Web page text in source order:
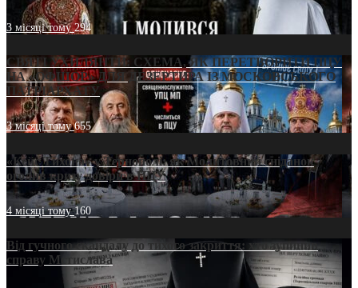
3 місяці тому294
СВЯТІ УХИЛЯНТИ: СХЕМА, ЯК ПЕРЕТВОРИТИ ПЦУ
НА «ОФШОР» ДЛЯ ДЕЗЕРТИРА ІЗ МОСКОВСЬКОГО
ПАТРІАРХАТУ
3 місяці тому655
«Кейс Тихона» у Тернополі: як Молитовний сніданок
оголив кризу довіри в ПЦУ
4 місяці тому160
Від гучного скандалу до тихого закриття: хто зупинив
справу Мстислава